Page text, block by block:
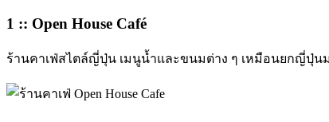
1 :: Open House Café
ร้านคาเฟ่สไตล์ญี่ปุ่น เมนูน้ำและขนมต่าง ๆ เหมือนยกญี่ปุ่นม